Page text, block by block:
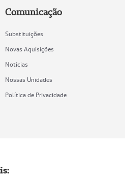
Comunicação
Substituições
Novas Aquisições
Notícias
Nossas Unidades
Política de Privacidade